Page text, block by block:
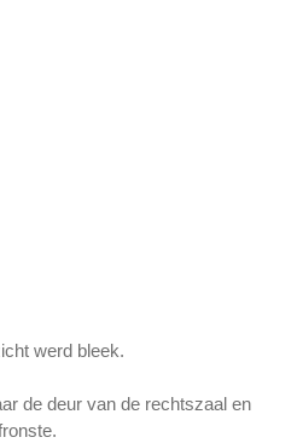
werd bleek.
de deur van de rechtszaal en